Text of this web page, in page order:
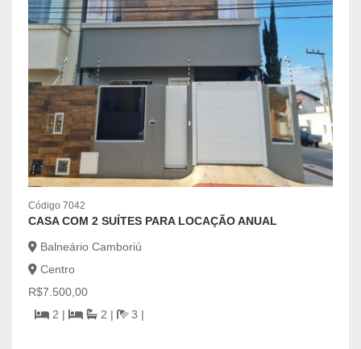
Código 7042
CASA COM 2 SUÍTES PARA LOCAÇÃO ANUAL
Balneário Camboriú
Centro
R$7.500,00
2 |
2 | 3 |